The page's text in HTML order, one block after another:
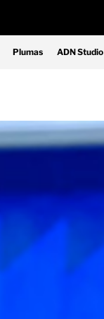
Plumas ADN Studio